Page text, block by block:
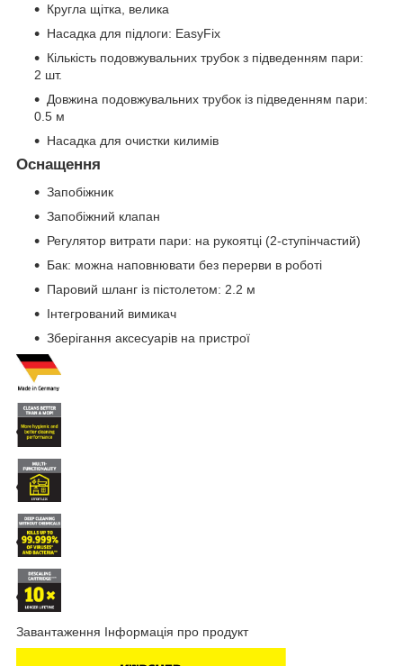
Кругла щітка, велика
Насадка для підлоги: EasyFix
Кількість подовжувальних трубок з підведенням пари:
2 шт.
Довжина подовжувальних трубок із підведенням пари:
0.5 м
Насадка для очистки килимів
Оснащення
Запобіжник
Запобіжний клапан
Регулятор витрати пари: на рукоятці (2-ступінчастий)
Бак: можна наповнювати без перерви в роботі
Паровий шланг із пістолетом: 2.2 м
Інтегрований вимикач
Зберігання аксесуарів на пристрої
Завантаження Інформація про продукт